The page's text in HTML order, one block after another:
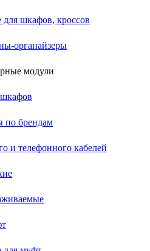
шкафов, кроссов
органайзеры
модули
брендам
и телефонного кабелей